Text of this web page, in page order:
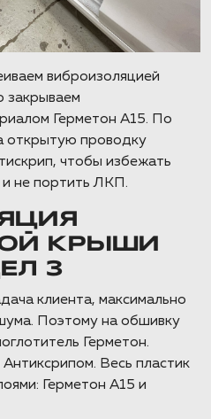
виброизоляцией
Герметон А15. По
открытую проводку
чтобы избежать
и не портить ЛКП.
КРЫШИ
3
клиента, максимально
Поэтому на обшивку
Герметон.
Весь пластик
Герметон А15 и